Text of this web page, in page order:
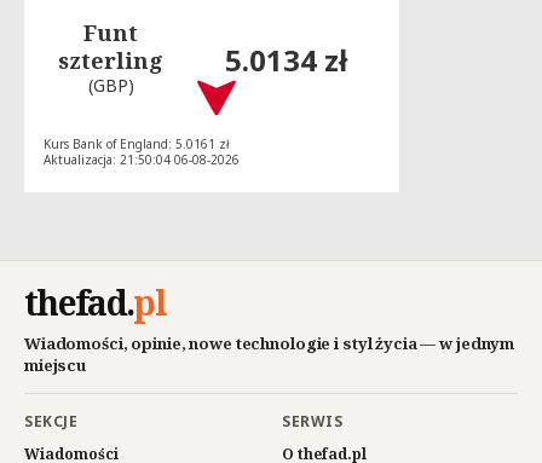
Funt
szterling
(GBP)
5.0134 zł
Kurs Bank of England: 5.0161 zł
Aktualizacja: 21:50:04 06-08-2026
thefad.pl
Wiadomości, opinie, nowe technologie i styl życia — w jednym
miejscu
SEKCJE
Wiadomości
SERWIS
O thefad.pl